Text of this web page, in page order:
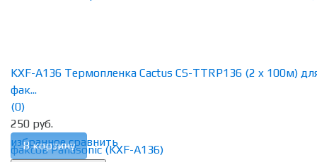
избранное сравнить
KXF-A136 Термопленка Cactus CS-TTRP136 (2 x 100м)
фак...
(0)
250 руб.
В корзину